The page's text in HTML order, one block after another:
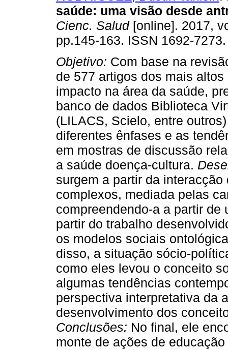
saúde: uma visão desde
Cienc. Salud[online]. 2017,
pp.145-163. ISSN 1692-7273.
Objetivo: Com base na
de 577 artigos dos mais
impacto na área da saúde,
banco de dados Biblioteca
(LILACS, Scielo, entre
diferentes ênfases e as
em mostras de discussão
a saúde doença-cultura.
surgem a partir da
complexos, mediada pelas
compreendendo-a a partir de
partir do trabalho
os modelos sociais
disso, a situação sócio-
como eles levou o conceito
algumas tendências
perspectiva interpretativa da
desenvolvimento dos
Conclusões: No final, ele
monte de ações de